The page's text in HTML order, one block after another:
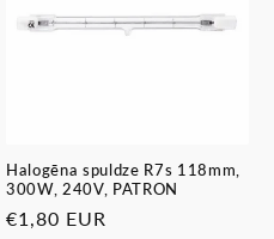
Halogēna spuldze R7s 118mm,
300W, 240V, PATRON
Parastā
€1,80 EUR